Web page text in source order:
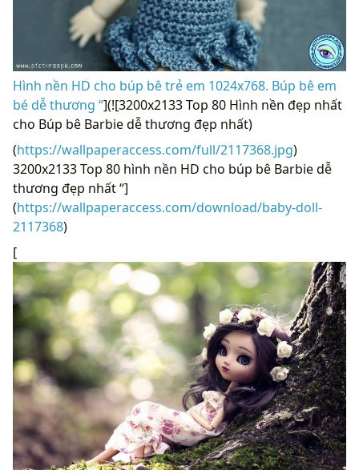
Hình nền HD cho búp bê trẻ em 1024x768. Búp bê em
bé dễ thương “](![3200x2133 Top 80 Hình nền đẹp nhất
cho Búp bê Barbie dễ thương đẹp nhất)
(https://wallpaperaccess.com/full/2117368.jpg)
3200x2133 Top 80 hình nền HD cho búp bê Barbie dễ
thương đẹp nhất “]
(https://wallpaperaccess.com/download/baby-doll-
2117368)
[